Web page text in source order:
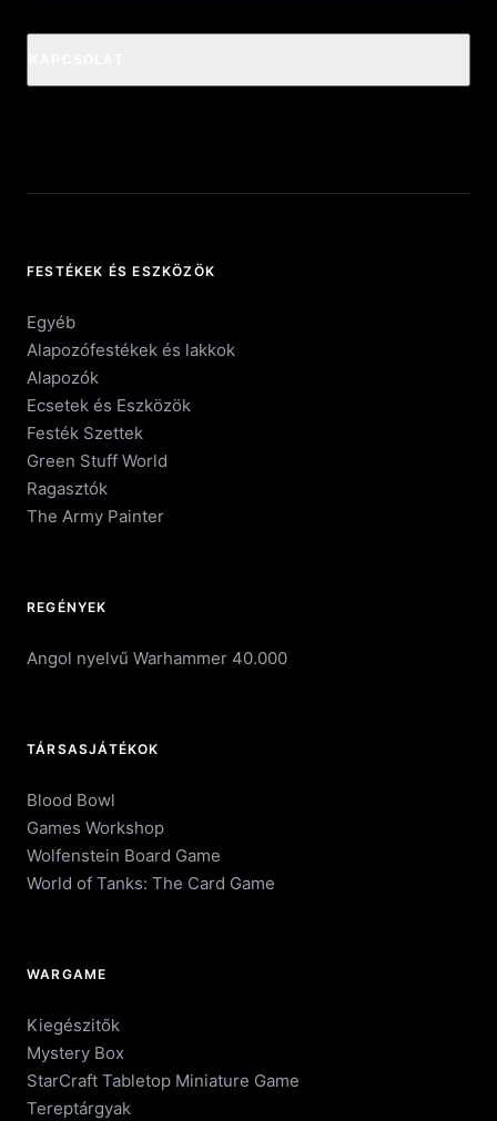
FESTÉKEK ÉS ESZKÖZÖK
Egyéb
Alapozófestékek és lakkok
Alapozók
Ecsetek és Eszközök
Festék Szettek
Green Stuff World
Ragasztók
The Army Painter
REGÉNYEK
Angol nyelvű Warhammer 40.000
TÁRSASJÁTÉKOK
Blood Bowl
Games Workshop
Wolfenstein Board Game
World of Tanks: The Card Game
WARGAME
Kiegészitők
Mystery Box
StarCraft Tabletop Miniature Game
Tereptárgyak